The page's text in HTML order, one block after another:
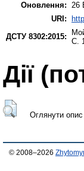
Оновлення: 26
URI:
ДСТУ 8302:2015:
С.
Дії
Оглянути
© 2008–2026